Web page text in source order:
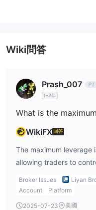
存款和提款
(Peydaesh Riyali),
Cryptocurrency進行支付
Wiki問答
Prash_007
1-2年
WikiFX 回答
The maximum leverage
allowing traders to
capital. This high
and risks, so prudent
Broker Issues Liyan
Account
Platform
2025-07-23 美國